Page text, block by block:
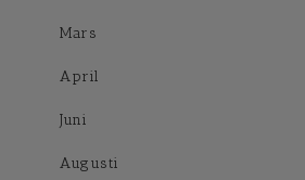
Mars
April
Juni
Augusti